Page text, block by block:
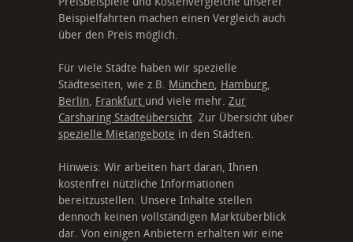
Beispielfahrten machen einen Vergleich auch
über den Preis möglich.
Für viele Städte haben wir spezielle
Städteseiten, wie z.B. München, Hamburg,
Berlin, Frankfurt und viele mehr. Zur
Carsharing Städteübersicht. Zur Übersicht über
spezielle Mietangebote in den Städten.
Hinweis: Wir arbeiten hart daran, Ihnen
kostenfrei nützliche Informationen
bereitzustellen. Unsere Inhalte stellen
dennoch keinen vollständigen Marktüberblick
dar. Von einigen Anbietern erhalten wir eine